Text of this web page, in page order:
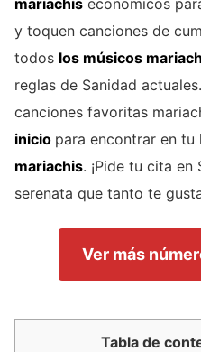
y toquen canciones de
todos los músicos
reglas de Sanidad
canciones favoritas
inicio para encontrar en tu
mariachis. ¡Pide tu cita en
serenata que tanto te
Ver más
Tabla de